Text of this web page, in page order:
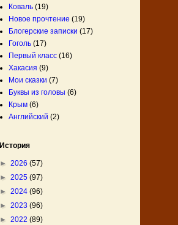
Коваль (19)
Новое прочтение (19)
Блогерские записки (17)
Гоголь (17)
Первый класс (16)
Хакасия (9)
Мои сказки (7)
Буквы из головы (6)
Крым (6)
Английский (2)
История
► 2026 (57)
► 2025 (97)
► 2024 (96)
► 2023 (96)
► 2022 (89)